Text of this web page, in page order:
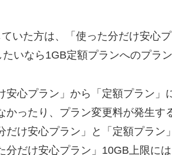
いた方は、「使った分だけ安心
いなら1GB定額プランへのプラ
安心プラン」から「定額プラン」
ったり、プラン変更料が発生す
け安心プラン」と「定額プラン
だけ安心プラン」10GB上限には